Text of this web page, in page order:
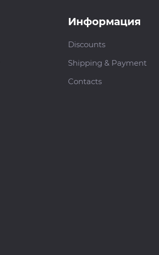
Информация
Discounts
Shipping & Payment
Contacts